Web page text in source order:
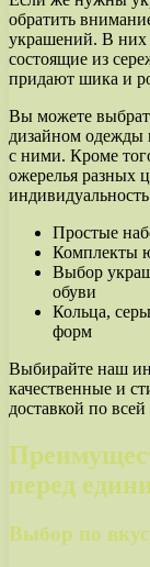
обратить
украшений. В
состоящие из
придают шика и
Вы можете
дизайном одежды
с ними. Кроме
ожерелья разных
Простые
Комплекты
Выбор
обуви
Кольца,
форм
Выбирайте наш
качественные и
доставкой по всей
перед
Выбор по